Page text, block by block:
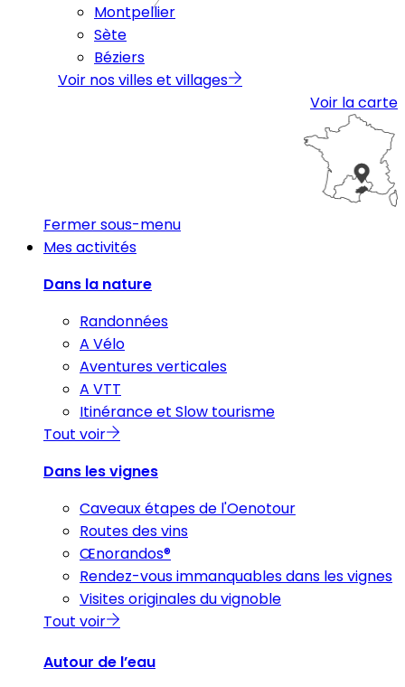
Montpellier
Sète
Béziers
Voir nos villes et villages
Voir la carte
Fermer sous-menu
Mes activités
Dans la nature
Randonnées
A Vélo
Aventures verticales
A VTT
Itinérance et Slow tourisme
Tout voir
Dans les vignes
Caveaux étapes de l'Oenotour
Routes des vins
Œnorandos®
Rendez-vous immanquables dans les vignes
Visites originales du vignoble
Tout voir
Autour de l’eau